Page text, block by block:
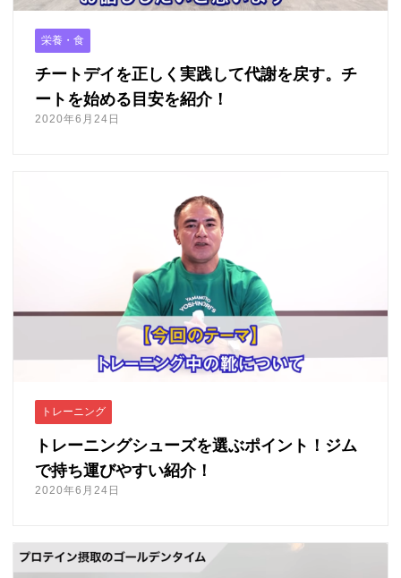
栄養・食
チートデイを正しく実践して代謝を戻す。チ
ートを始める目安を紹介！
2020年6月24日
トレーニング
トレーニングシューズを選ぶポイント！ジム
で持ち運びやすい紹介！
2020年6月24日